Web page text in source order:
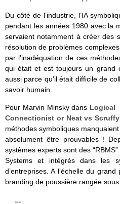
Du côté de l’industrie, l’IA
pendant les années 1980 avec la
servaient notamment à créer des
résolution de problèmes
par l’inadéquation de ces
qui était et est toujours un grand
aussi parce qu’il était difficile de
savoir humain.
Pour Marvin Minsky dans Logical
Connectionist or Neat vs Scruffy
méthodes symboliques
absolument être prouvables !
systèmes experts sont des
Systems et intégrés dans les
d’entreprises. A l’échelle du
branding de poussière rangée